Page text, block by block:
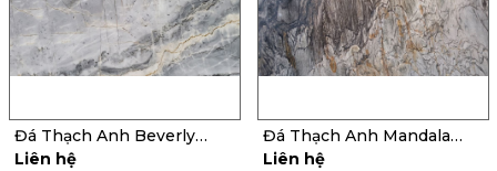
Đá Thạch Anh Beverly
Blue
Liên hệ
Đá Thạch Anh Mandala
Black
Liên hệ